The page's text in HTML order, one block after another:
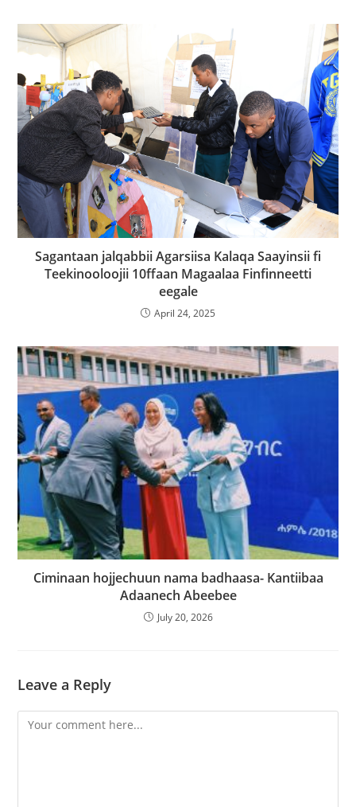
Sagantaan jalqabbii Agarsiisa Kalaqa Saayinsii fi
Teekinooloojii 10ffaan Magaalaa Finfinneetti
eegale
April 24, 2025
Ciminaan hojjechuun nama badhaasa- Kantiibaa
Adaanech Abeebee
July 20, 2026
Leave a Reply